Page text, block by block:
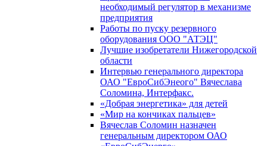
необходимый регулятор в механизме
предприятия
Работы по пуску резервного
оборудования ООО "АТЭЦ"
Лучшие изобретатели Нижегородской
области
Интервью генерального директора
ОАО "ЕвроСибЭнеого" Вячеслава
Соломина, Интерфакс.
«Добрая энергетика» для детей
«Мир на кончиках пальцев»
Вячеслав Соломин назначен
генеральным директором ОАО